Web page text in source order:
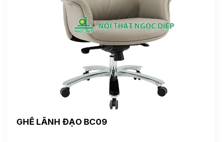
GHẾ LÃNH ĐẠO BC09